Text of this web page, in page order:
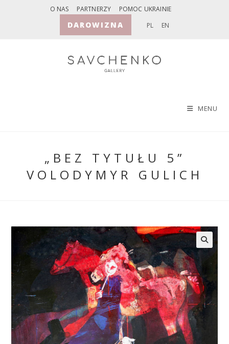
O NAS PARTNERZY POMOC UKRAINIE
DAROWIZNA PL EN
MENU
„BEZ TYTUŁU 5”
VOLODYMYR GULICH